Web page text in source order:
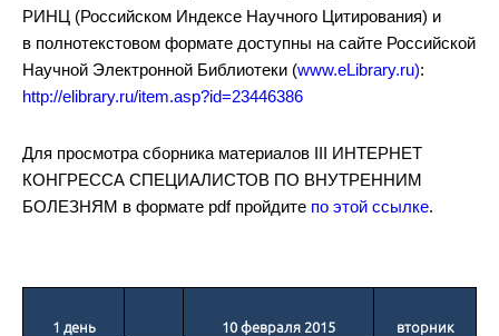
Миопатия: что за этим скрывается?
РИНЦ (Российском Индексе Научного Цитирования) и
в полнотекстовом формате доступны на сайте Российской
Научной Электронной Библиотеки (www.eLibrary.ru):
http://elibrary.ru/item.asp?id=23446386
Для просмотра сборника материалов III ИНТЕРНЕТ
КОНГРЕССА СПЕЦИАЛИСТОВ ПО ВНУТРЕННИМ
БОЛЕЗНЯМ в формате pdf пройдите по этой ссылке.
1 день 10 февраля 201 5 вторник